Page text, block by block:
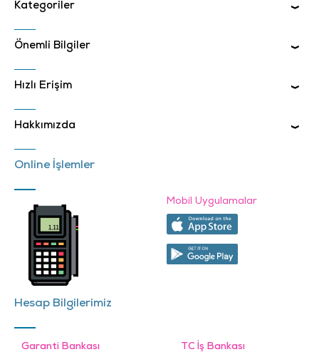
Kategoriler
Önemli Bilgiler
Hızlı Erişim
Hakkımızda
Online İşlemler
Mobil Uygulamalar
Hesap Bilgilerimiz
Garanti Bankası TC İş Bankası